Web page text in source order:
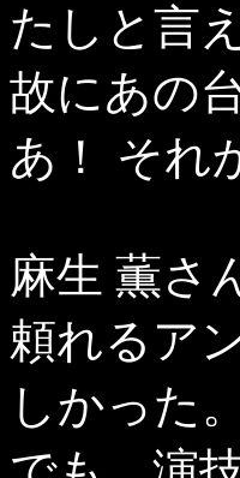
たしと言
故にあの
あ！ それ
麻生 薫さ
頼れるア
しかった。